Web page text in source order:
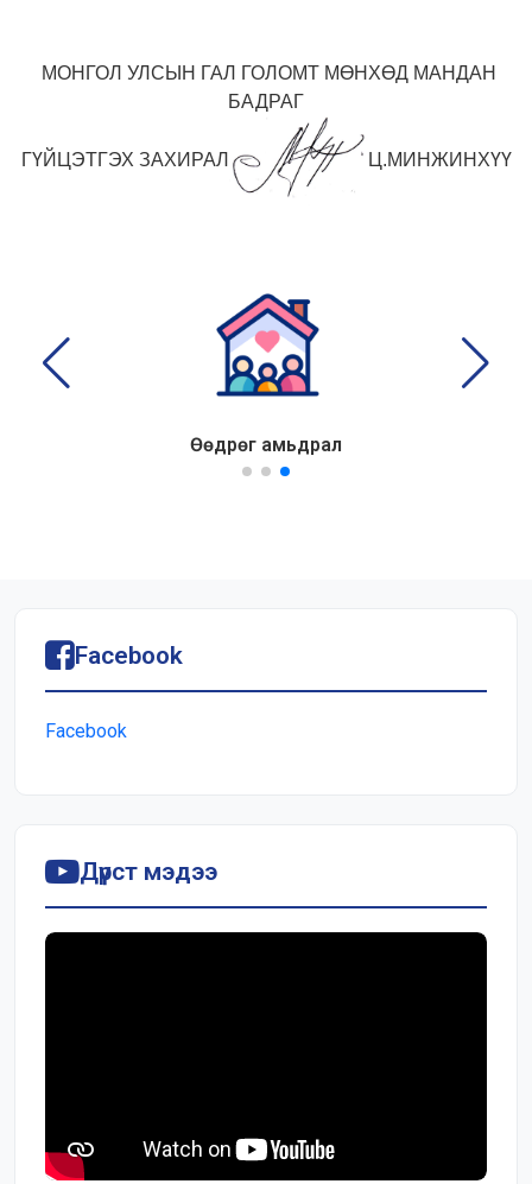
МОНГОЛ УЛСЫН ГАЛ ГОЛОМТ МӨНХӨД МАНДАН
БАДРАГ
ГҮЙЦЭТГЭХ ЗАХИРАЛ Ц.МИНЖИНХҮҮ
Өөдрөг амьдрал
Facebook
Facebook
Дүрст мэдээ